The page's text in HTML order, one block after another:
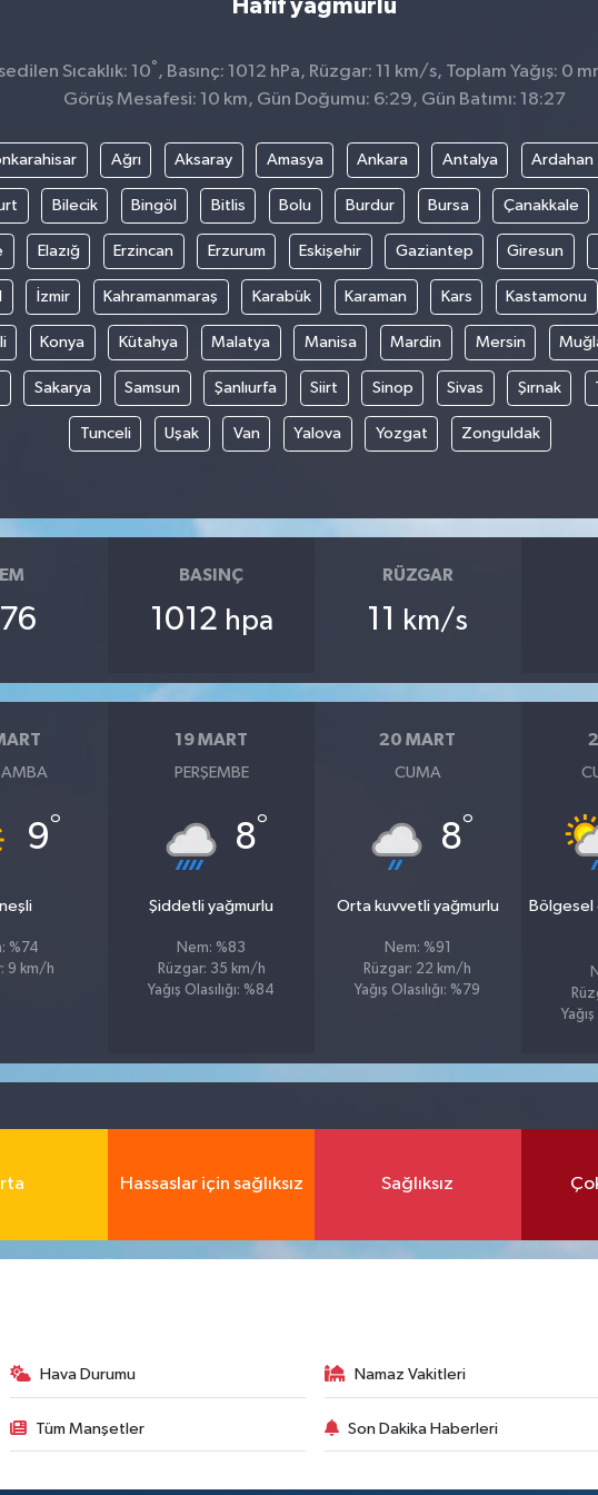
Hafif yağmurlu
Sıcaklık: 10° , Basınç: 1012 hPa, Rüzgar: 11 km/s, Toplam Yağış: 0
Görüş Mesafesi: 10 km, Gün Doğumu: 6:29, Gün Batımı: 18:27
Ağrı Aksaray Amasya Ankara Antalya Ardahan
Bilecik Bingöl Bitlis Bolu Burdur Bursa Çanakkale
Elazığ Erzincan Erzurum Eskişehir Gaziantep Giresun
İzmir Kahramanmaraş Karabük Karaman Kars Kastamonu
Konya Kütahya Malatya Manisa Mardin Mersin
Sakarya Samsun Şanlıurfa Siirt Sinop Sivas Şırnak
Tunceli Uşak Van Yalova Yozgat Zonguldak
BASINÇ
1012 hpa
RÜZGAR
11 km/s
9°
%74
9 km/h
19 MART
PERŞEMBE
8°
Şiddetli yağmurlu
Nem: %83
Rüzgar: 35 km/h
Yağış Olasılığı: %84
20 MART
CUMA
8°
Orta kuvvetli yağmurlu
Nem: %91
Rüzgar: 22 km/h
Yağış Olasılığı: %79
Bölgesel
Hassaslar için sağlıksız Sağlıksız
Hava Durumu Namaz Vakitleri
Tüm Manşetler Son Dakika Haberleri